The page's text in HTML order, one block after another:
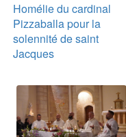
Homélie du cardinal
Pizzaballa pour la
solennité de saint
Jacques